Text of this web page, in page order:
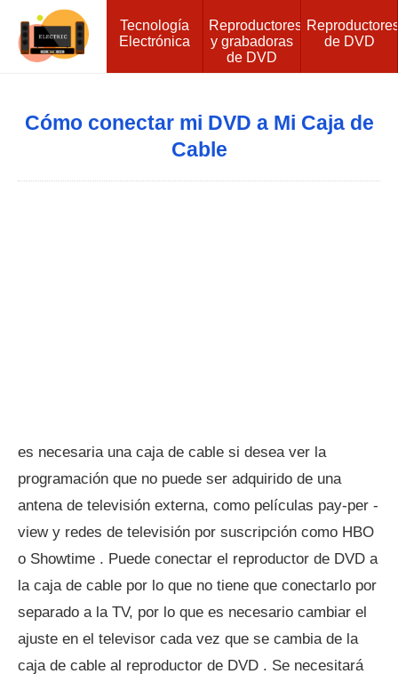
Tecnología
Electrónica
Reproductores
y grabadoras
de DVD
de DVD
Cómo conectar mi DVD a Mi Caja de
Cable
es necesaria una caja de cable si desea ver la
programación que no puede ser adquirido de una
antena de televisión externa, como películas pay-per -
view y redes de televisión por suscripción como HBO
o Showtime . Puede conectar el reproductor de DVD a
la caja de cable por lo que no tiene que conectarlo por
separado a la TV, por lo que es necesario cambiar el
ajuste en el televisor cada vez que se cambia de la
caja de cable al reproductor de DVD . Se necesitará